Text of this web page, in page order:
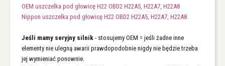
OEM uszczelka pod głowicę H22 OBD2 H22A5, H22A7, H22A8
Nippon uszczelka pod głowicę H22 OBD2 H22A5, H22A7, H22A8
Jeśli mamy seryjny silnik - stosujemy OEM = jeśli żadne inne
elementy nie ulegną awarii prawdopodobnie nigdy nie będzie trzeba
jej wymieniać ponownie.